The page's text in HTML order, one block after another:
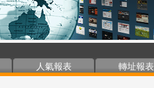
人氣報表 轉址報表